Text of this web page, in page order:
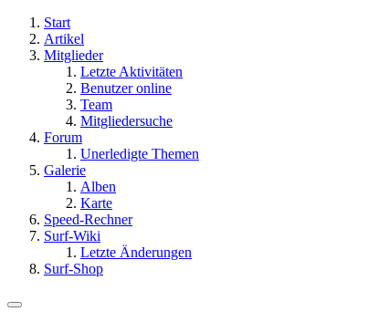
Start
Artikel
Mitglieder
Letzte Aktivitäten
Benutzer online
Team
Mitgliedersuche
Forum
Unerledigte Themen
Galerie
Alben
Karte
Speed-Rechner
Surf-Wiki
Letzte Änderungen
Surf-Shop